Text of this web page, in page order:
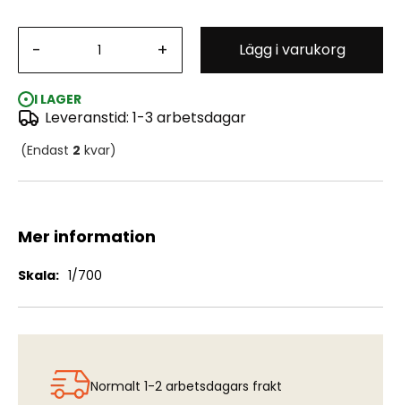
- + Lägg i varukorg
I LAGER
Leveranstid: 1-3 arbetsdagar
(Endast 2 kvar)
Mer information
Mer
1/700
Normalt 1-2 arbetsdagars frakt